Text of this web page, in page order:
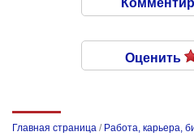
Оценить
Главная страница / Работа, карьера,